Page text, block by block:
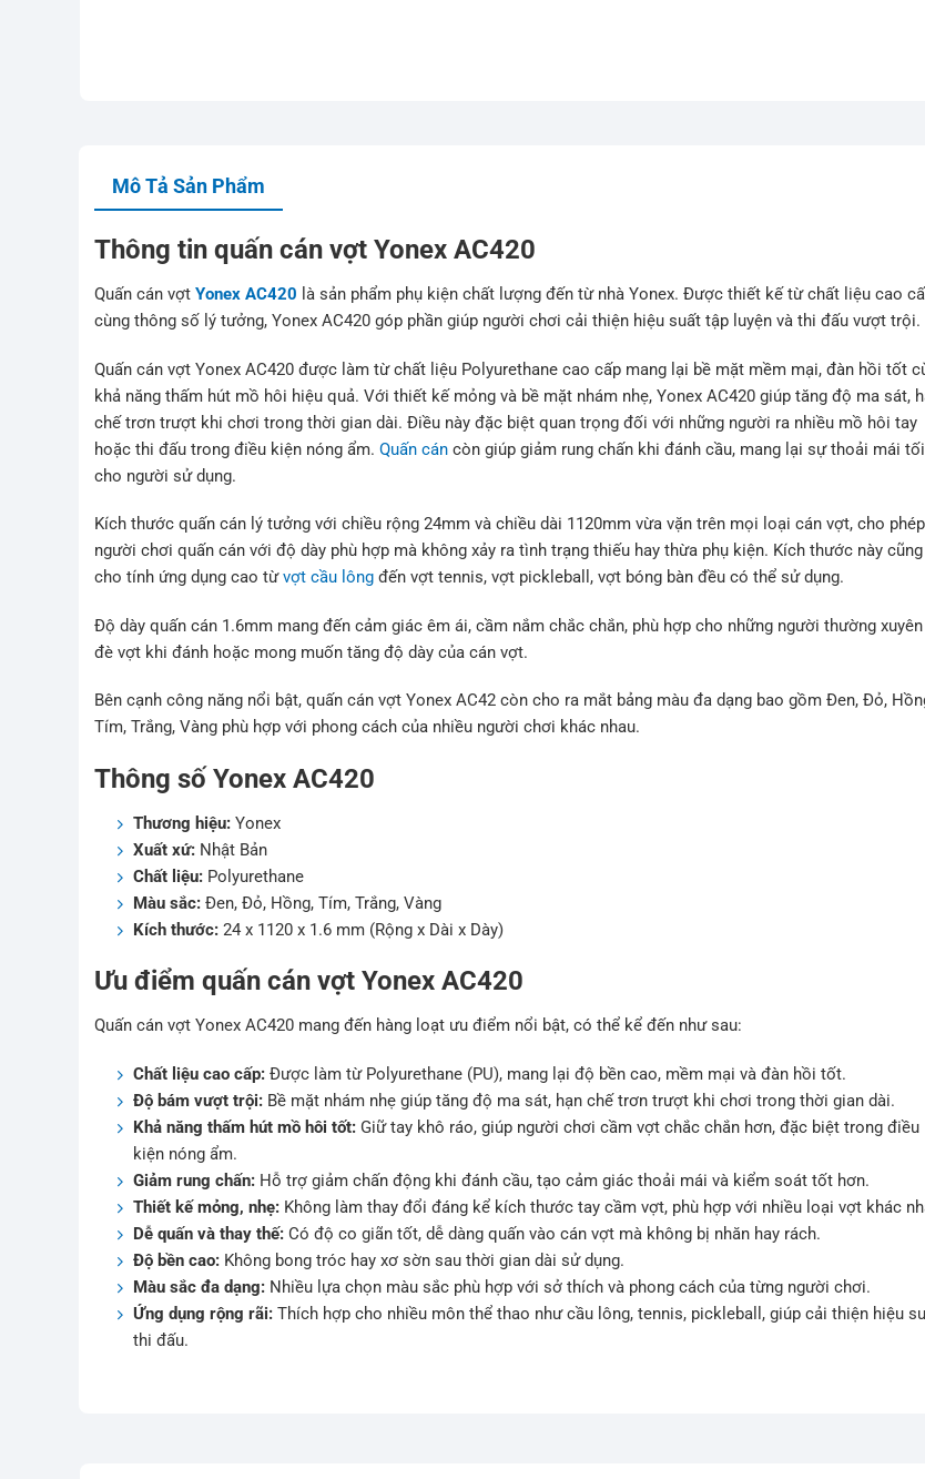
Mô Tả Sản Phẩm
Thông tin quấn cán vợt Yonex AC420
Quấn cán vợtYonex AC420 là sản phẩm phụ kiện chất lượng đến từ nhà Yonex. Được thiết kế từ chất liệu cao
cùng thông số lý tưởng, Yonex AC420 góp phần giúp người chơi cải thiện hiệu suất tập luyện và thi đấu vượt trội.
Quấn cán vợt Yonex AC420 được làm từ chất liệu Polyurethane cao cấp mang lại bề mặt mềm mại, đàn hồi tốt
khả năng thấm hút mồ hôi hiệu quả. Với thiết kế mỏng và bề mặt nhám nhẹ, Yonex AC420 giúp tăng độ ma sát,
chế trơn trượt khi chơi trong thời gian dài. Điều này đặc biệt quan trọng đối với những người ra nhiều mồ hôi tay
hoặc thi đấu trong điều kiện nóng ẩm.Quấn cán còn giúp giảm rung chấn khi đánh cầu, mang lại sự thoải mái
cho người sử dụng.
Kích thước quấn cán lý tưởng với chiều rộng 24mm và chiều dài 1120mm vừa vặn trên mọi loại cán vợt, cho phép
người chơi quấn cán với độ dày phù hợp mà không xảy ra tình trạng thiếu hay thừa phụ kiện. Kích thước này cũng
cho tính ứng dụng cao từvợt cầu lông đến vợt tennis, vợt pickleball, vợt bóng bàn đều có thể sử dụng.
Độ dày quấn cán 1.6mm mang đến cảm giác êm ái, cầm nắm chắc chắn, phù hợp cho những người thường
đè vợt khi đánh hoặc mong muốn tăng độ dày của cán vợt.
Bên cạnh công năng nổi bật, quấn cán vợt Yonex AC42 còn cho ra mắt bảng màu đa dạng bao gồm Đen, Đỏ,
Tím, Trắng, Vàng phù hợp với phong cách của nhiều người chơi khác nhau.
Thông số Yonex AC420
Thương hiệu: Yonex
Xuất xứ: Nhật Bản
Chất liệu: Polyurethane
Màu sắc: Đen, Đỏ, Hồng, Tím, Trắng, Vàng
Kích thước: 24 x 1120 x 1.6 mm (Rộng x Dài x Dày)
Ưu điểm quấn cán vợt Yonex AC420
Quấn cán vợt Yonex AC420 mang đến hàng loạt ưu điểm nổi bật, có thể kể đến như sau:
Chất liệu cao cấp: Được làm từ Polyurethane (PU), mang lại độ bền cao, mềm mại và đàn hồi tốt.
Độ bám vượt trội: Bề mặt nhám nhẹ giúp tăng độ ma sát, hạn chế trơn trượt khi chơi trong thời gian dài.
Khả năng thấm hút mồ hôi tốt: Giữ tay khô ráo, giúp người chơi cầm vợt chắc chắn hơn, đặc biệt trong điều
kiện nóng ẩm.
Giảm rung chấn: Hỗ trợ giảm chấn động khi đánh cầu, tạo cảm giác thoải mái và kiểm soát tốt hơn.
Thiết kế mỏng, nhẹ: Không làm thay đổi đáng kể kích thước tay cầm vợt, phù hợp với nhiều loại vợt khác
Dễ quấn và thay thế: Có độ co giãn tốt, dễ dàng quấn vào cán vợt mà không bị nhăn hay rách.
Độ bền cao: Không bong tróc hay xơ sờn sau thời gian dài sử dụng.
Màu sắc đa dạng: Nhiều lựa chọn màu sắc phù hợp với sở thích và phong cách của từng người chơi.
Ứng dụng rộng rãi: Thích hợp cho nhiều môn thể thao như cầu lông, tennis, pickleball, giúp cải thiện hiệu
thi đấu.